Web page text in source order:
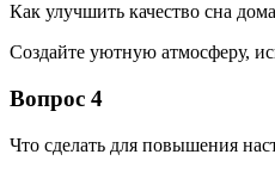
Как улучшить качество сна
Создайте уютную атмосферу,
Вопрос 4
Что сделать для повышения